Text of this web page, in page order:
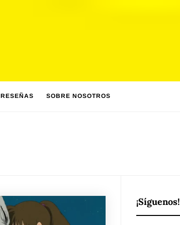
RESEÑAS SOBRE NOSOTROS
¡Síguenos!